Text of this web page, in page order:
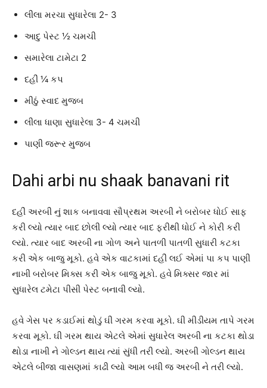
લીલા મરચા સુધારેલા 2- 3
આદુ પેસ્ટ ½ ચમચી
સમારેલા ટામેટા 2
દહીં ¼ કપ
મીઠું સ્વાદ મુજબ
લીલા ધાણા સુધારેલા 3- 4 ચમચી
પાણી જરૂર મુજબ
Dahi arbi nu shaak banavani rit
દહીં અરબી નું શાક બનાવવા સૌપ્રથમ અરબી ને બરોબર ધોઈ સાફ
કરી લ્યો ત્યાર બાદ છોલી લ્યો ત્યાર બાદ ફરીથી ધોઈ ને કોરી કરી
લ્યો. ત્યાર બાદ અરબી ના ગોળ અને પાતળી પાતળી સુધારી કટકા
કરી એક બાજુ મૂકો. હવે એક વાટકામાં દહીં લઈ એમાં પા કપ પાણી
નાખી બરોબર મિક્સ કરી એક બાજુ મૂકો. હવે મિક્સર જાર માં
સુધારેલ ટમેટા પીસી પેસ્ટ બનાવી લ્યો.
હવે ગેસ પર કડાઈમાં થોડું ઘી ગરમ કરવા મૂકો. ઘી મીડીયમ તાપે ગરમ
કરવા મૂકો. ઘી ગરમ થાય એટલે એમાં સુધારેલ અરબી ના કટકા થોડા
થોડા નાખી ને ગોલ્ડન થાય ત્યાં સુંધી તરી લ્યો. અરબી ગોલ્ડન થાય
એટલે બીજા વાસણમાં કાઢી લ્યો આમ બધી જ અરબી ને તરી લ્યો.